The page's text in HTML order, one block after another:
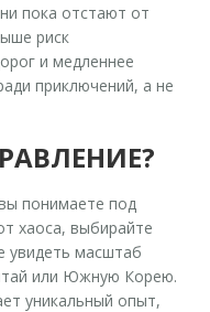
пока отстают от
риск
и медленнее
приключений, а не
понимаете под
хаоса, выбирайте
увидеть масштаб
или Южную Корею.
уникальный опыт,